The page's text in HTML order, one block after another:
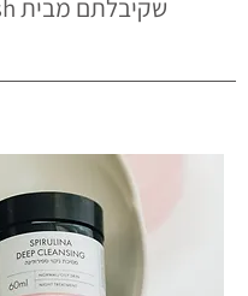
שקיבלתם מבית Liloosh